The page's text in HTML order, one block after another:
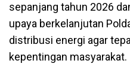
sepanjang tahun 2026
upaya berkelanjutan
distribusi energi agar
kepentingan masyarakat.